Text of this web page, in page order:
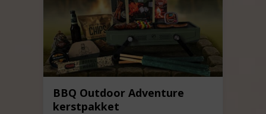
BBQ Outdoor Adventure
kerstpakket